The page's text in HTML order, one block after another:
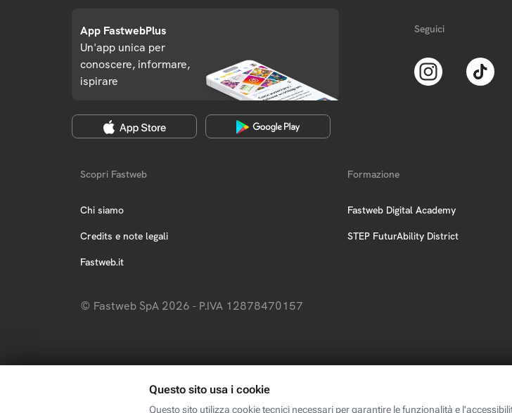
App FastwebPlus
Un'app unica per
conoscere, informare,
ispirare
Seguici
Scopri Fastweb
Chi siamo
Credits e note legali
Fastweb.it
Formazione
Fastweb Digital Academy
STEP FuturAbility District
© Fastweb SpA 2026 - P.IVA 12878470157